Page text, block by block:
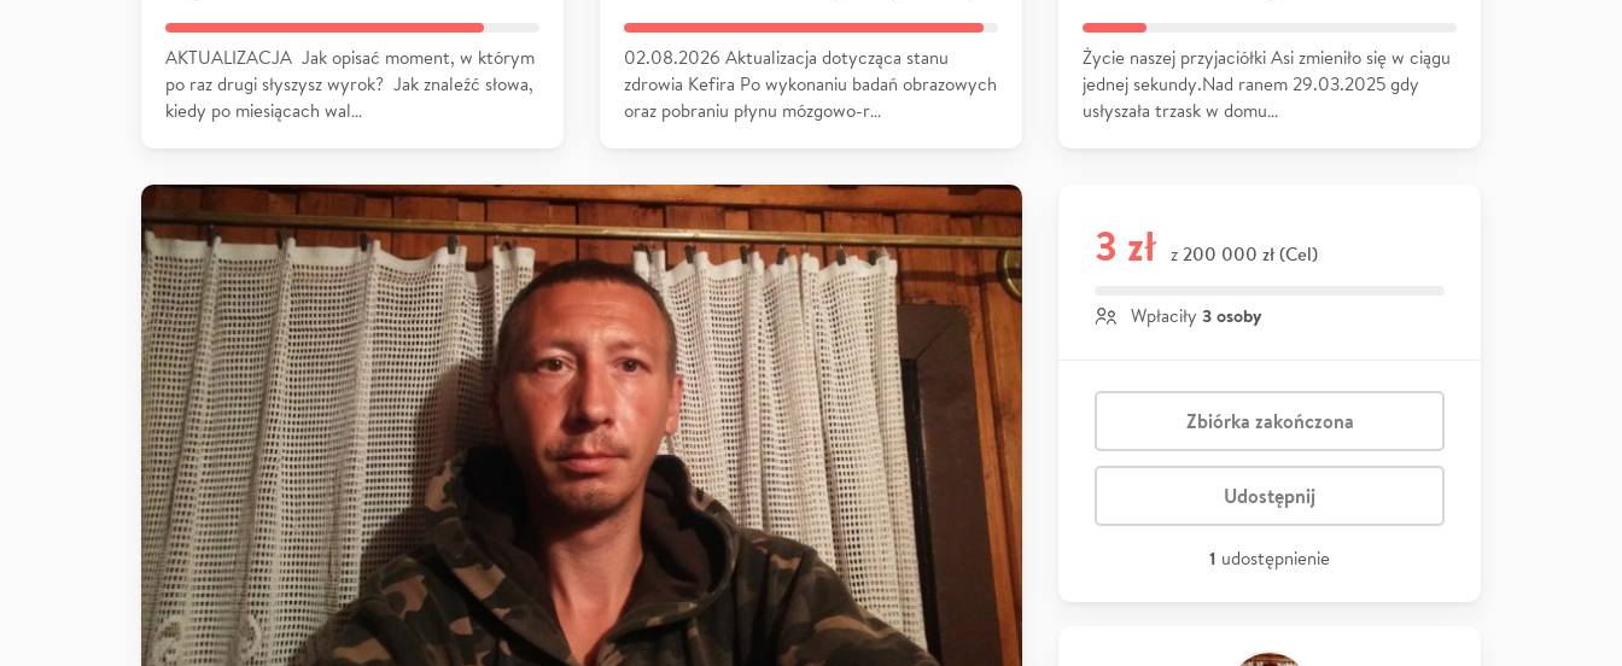
AKTUALIZACJA Jak opisać moment, w którym
po raz drugi słyszysz wyrok? Jak znaleźć słowa,
kiedy po miesiącach wal…
02.08.2026 Aktualizacja dotycząca stanu
zdrowia Kefira Po wykonaniu badań obrazowych
oraz pobraniu płynu mózgowo-r…
Życie naszej przyjaciółki Asi zmieniło się w ciągu
jednej sekundy.Nad ranem 29.03.2025 gdy
usłyszała trzask w domu…
3 zł z 200 000 zł (Cel)
Wpłaciły 3 osoby
Zbiórka zakończona
Udostępnij
1 udostępnienie